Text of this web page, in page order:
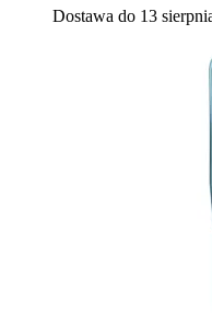
Dostawa do 13